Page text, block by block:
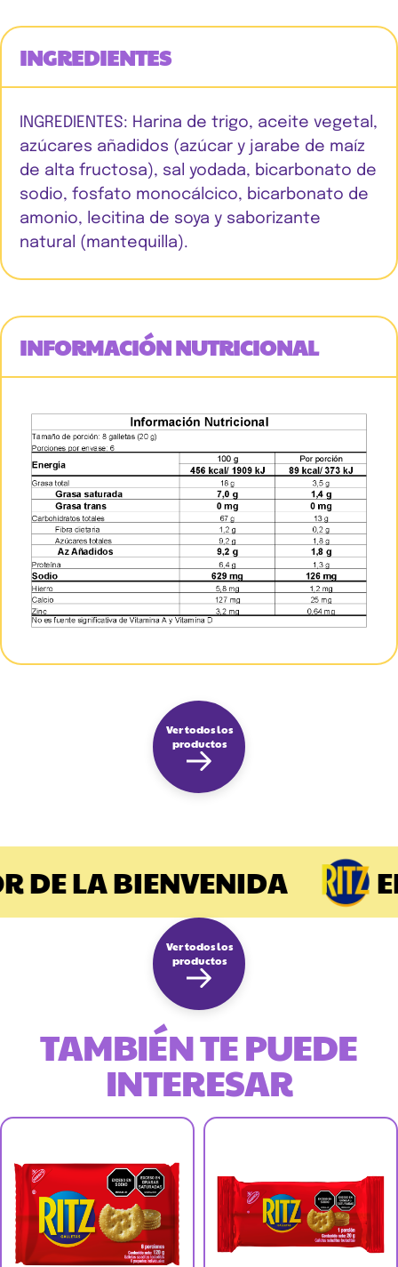
INGREDIENTES
INGREDIENTES: Harina de trigo, aceite vegetal,
azúcares añadidos (azúcar y jarabe de maíz
de alta fructosa), sal yodada, bicarbonato de
sodio, fosfato monocálcico, bicarbonato de
amonio, lecitina de soya y saborizante
natural (mantequilla).
INFORMACIÓN NUTRICIONAL
Ver todos los
productos
DE LA BIENVENIDA
TAMBIÉN TE PUEDE
INTERESAR
Ver todos los
productos